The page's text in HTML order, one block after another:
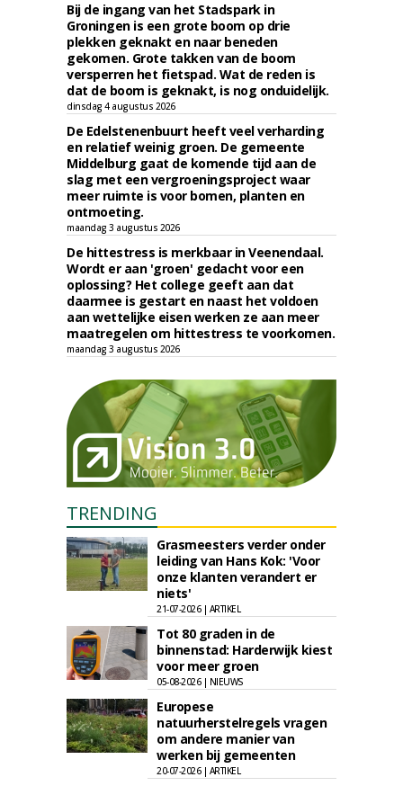
Bij de ingang van het Stadspark in
Groningen is een grote boom op drie
plekken geknakt en naar beneden
gekomen. Grote takken van de boom
versperren het fietspad. Wat de reden is
dat de boom is geknakt, is nog onduidelijk.
dinsdag 4 augustus 2026
De Edelstenenbuurt heeft veel verharding
en relatief weinig groen. De gemeente
Middelburg gaat de komende tijd aan de
slag met een vergroeningsproject waar
meer ruimte is voor bomen, planten en
ontmoeting.
maandag 3 augustus 2026
De hittestress is merkbaar in Veenendaal.
Wordt er aan 'groen' gedacht voor een
oplossing? Het college geeft aan dat
daarmee is gestart en naast het voldoen
aan wettelijke eisen werken ze aan meer
maatregelen om hittestress te voorkomen.
maandag 3 augustus 2026
TRENDING
Grasmeesters verder onder
leiding van Hans Kok: 'Voor
onze klanten verandert er
niets'
21-07-2026 | ARTIKEL
Tot 80 graden in de
binnenstad: Harderwijk kiest
voor meer groen
05-08-2026 | NIEUWS
Europese
natuurherstelregels vragen
om andere manier van
werken bij gemeenten
20-07-2026 | ARTIKEL